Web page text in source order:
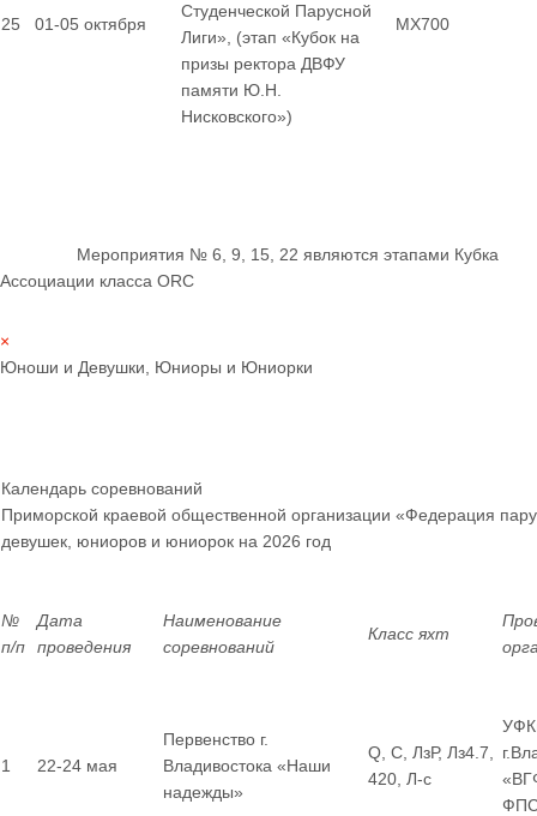
25 01-05 октября
Студенческой Парусной
Лиги», (этап «Кубок на
призы ректора ДВФУ
памяти Ю.Н.
Нисковского»)
MX700
Мероприятия № 6, 9, 15, 22 являются этапами Кубка
Ассоциации класса ORC
×
Юноши и Девушки, Юниоры и Юниорки
Календарь соревнований
Приморской краевой общественной организации «Федерация
девушек, юниоров и юниорок на 2026 год
№
п/п
Дата
проведения
Наименование
соревнований
Класс яхт
1 22-24 мая
Первенство г.
Владивостока «Наши
надежды»
Q, С, ЛзР, Лз4.7,
420, Л-с